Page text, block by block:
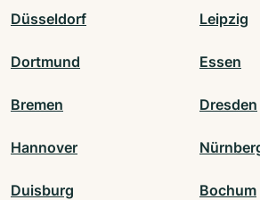
Düsseldorf Leipzig
Dortmund Essen
Bremen Dresden
Hannover
Duisburg Bochum